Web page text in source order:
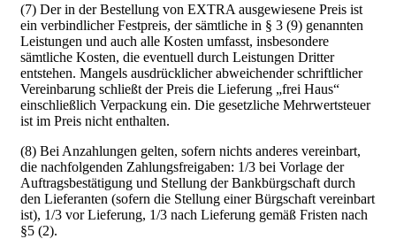
(7) Der in der Bestellung von EXTRA ausgewiesene Preis ist
ein verbindlicher Festpreis, der sämtliche in § 3 (9) genannten
Leistungen und auch alle Kosten umfasst, insbesondere
sämtliche Kosten, die eventuell durch Leistungen Dritter
entstehen. Mangels ausdrücklicher abweichender schriftlicher
Vereinbarung schließt der Preis die Lieferung „frei Haus“
einschließlich Verpackung ein. Die gesetzliche Mehrwertsteuer
ist im Preis nicht enthalten.
(8) Bei Anzahlungen gelten, sofern nichts anderes vereinbart,
die nachfolgenden Zahlungsfreigaben: 1/3 bei Vorlage der
Auftragsbestätigung und Stellung der Bankbürgschaft durch
den Lieferanten (sofern die Stellung einer Bürgschaft vereinbart
ist), 1/3 vor Lieferung, 1/3 nach Lieferung gemäß Fristen nach
§5 (2).